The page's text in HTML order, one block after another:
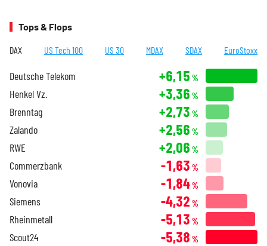
Tops & Flops
DAX US Tech 100 US 30 MDAX SDAX EuroStoxx
Deutsche Telekom +6,15 %
Henkel Vz. +3,36 %
Brenntag +2,73 %
Zalando +2,56 %
RWE +2,06 %
Commerzbank -1,63 %
Vonovia -1,84%
Siemens -4,32 %
Rheinmetall -5,13 %
Scout24 -5,38 %